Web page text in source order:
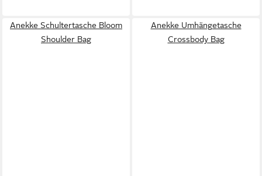
Anekke Schultertasche Bloom
Shoulder Bag
Anekke Umhängetasche
Crossbody Bag